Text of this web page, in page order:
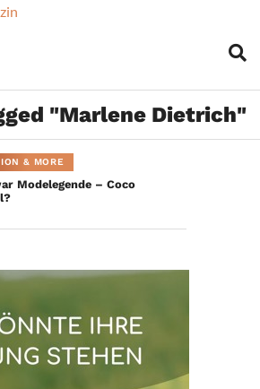
"Marlene Dietrich"
& MORE
Modelegende – Coco